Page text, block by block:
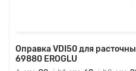
Оправка VDI50 для
69880 EROGLU